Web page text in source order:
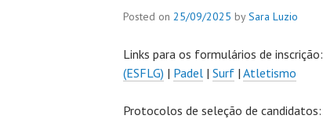
Posted on 25/09/2025 bySara Luzio
Links para os formulários de inscrição:
(ESFLG) | Padel | Surf | Atletismo
Protocolos de seleção de candidatos: